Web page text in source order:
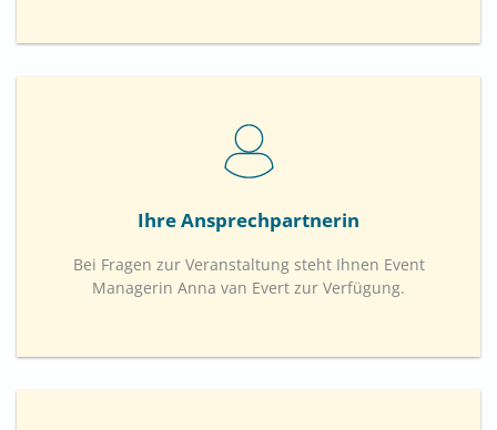
Ihre Ansprechpartnerin
Bei Fragen zur Veranstaltung steht Ihnen Event
Managerin Anna van Evert zur Verfügung.